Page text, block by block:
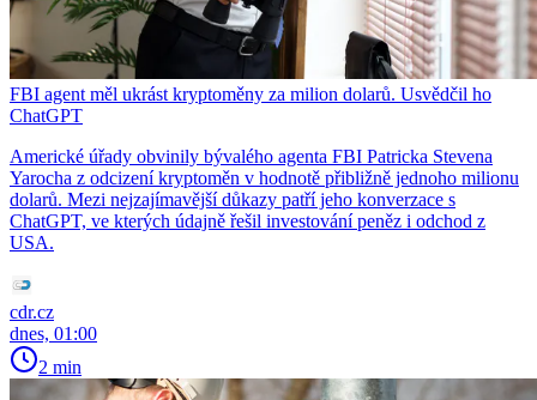
FBI agent měl ukrást kryptoměny za milion dolarů. Usvědčil ho
ChatGPT
Americké úřady obvinily bývalého agenta FBI Patricka Stevena
Yarocha z odcizení kryptoměn v hodnotě přibližně jednoho milionu
dolarů. Mezi nejzajímavější důkazy patří jeho konverzace s
ChatGPT, ve kterých údajně řešil investování peněz i odchod z
USA.
cdr.cz
dnes, 01:00
2 min